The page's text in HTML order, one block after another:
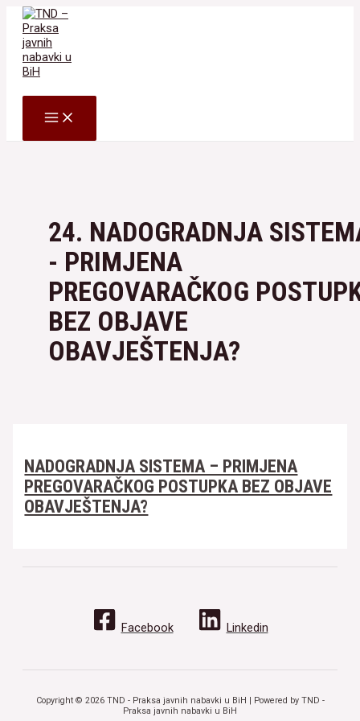
Skip
content
MAIN
MENU
24. NADOGRADNJA
- PRIMJENA
PREGOVARAČKOG
BEZ OBJAVE
OBAVJEŠTENJA?
NADOGRADNJA SISTEMA – PRIMJENA
PREGOVARAČKOG POSTUPKA BEZ OBJAVE
OBAVJEŠTENJA?
Facebook Linkedin
Copyright © 2026 TND - Praksa javnih nabavki u BiH | Powered by TND -
Praksa javnih nabavki u BiH